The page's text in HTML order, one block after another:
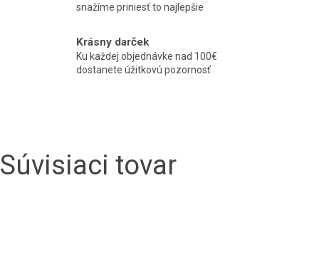
snažíme priniesť to najlepšie
Krásny darček
Ku každej objednávke nad 100€
dostanete úžitkovú pozornosť
Súvisiaci tovar